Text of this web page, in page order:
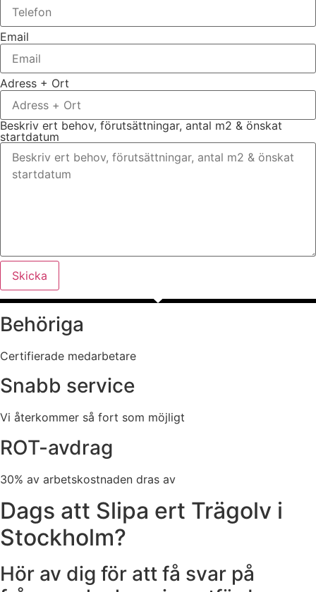
Email
Adress + Ort
Beskriv ert behov, förutsättningar, antal m2 & önskat
startdatum
Skicka
Behöriga
Certifierade medarbetare
Snabb service
Vi återkommer så fort som möjligt
ROT-avdrag
30% av arbetskostnaden dras av
Dags att Slipa ert Trägolv i
Stockholm?
Hör av dig för att få svar på